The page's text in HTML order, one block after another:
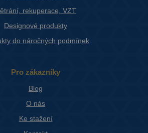
rekuperace, VZT
Designové produkty
do náročných podmínek
Pro zákazníky
Blog
O nás
Ke stažení